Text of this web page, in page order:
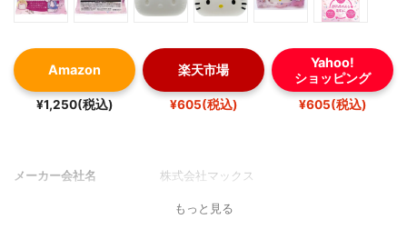
Amazon
¥1,250(税込)
楽天市場
¥605(税込)
Yahoo!
ショッピング
¥605(税込)
メーカー会社名 株式会社マックス
もっと見る